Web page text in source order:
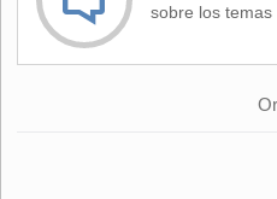
sobre los temas